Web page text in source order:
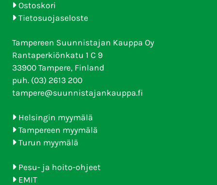
Ostoskori
Tietosuojaseloste
Tampereen Suunnistajan Kauppa Oy
Rantaperkiönkatu 1 C 9
33900 Tampere, Finland
puh. (03) 2613 200
tampere@suunnistajankauppa.fi
Helsingin myymälä
Tampereen myymälä
Turun myymälä
Pesu- ja hoito-ohjeet
EMIT